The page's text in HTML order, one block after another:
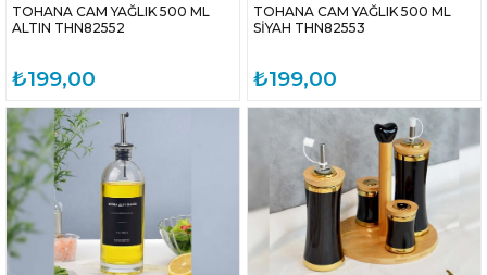
TOHANA CAM YAĞLIK 500 ML
ALTIN THN82552
₺199,00
TOHANA CAM YAĞLIK 500 ML
SİYAH THN82553
₺199,00